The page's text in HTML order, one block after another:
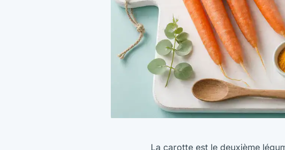
La carotte est le deuxième